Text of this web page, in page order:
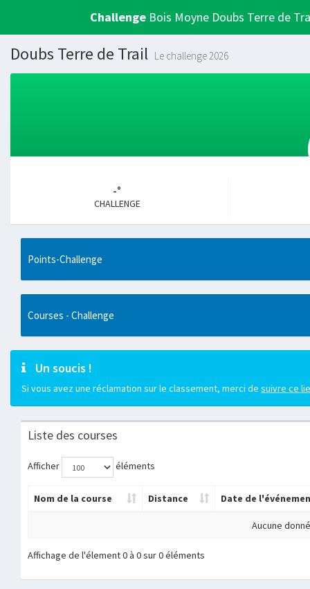
Challenge Bois Moyne Doubs Terre de
Doubs Terre de Trail Le challenge 2026
-°
CHALLENGE
Points-Challenge
Courses - Challenge
Un soucis !
Si vous avez une réclamation sur le classement, merci de suivre ce
Liste des courses
Afficher éléments
Nom de la course Distance Date de
Aucune
Affichage de l'élement 0 à 0 sur 0 éléments